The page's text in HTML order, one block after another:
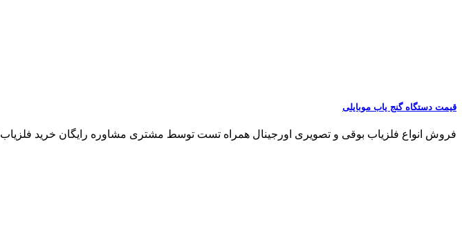
قیمت دستگاه گنج یاب موبایلی
فروش انواع فلزیاب بوقی و تصویری اورجینال همراه تست توسط مشتری مشاوره رایگان خرید فلزیاب09102191330